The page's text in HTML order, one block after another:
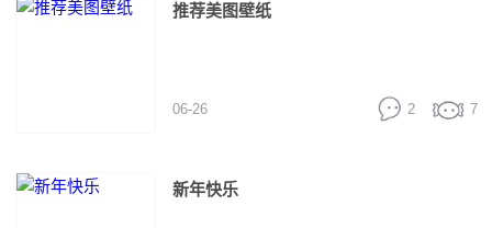
文 【游戏大小】41.53M 【软件版本】1.0.0_
推荐美图壁纸
06-26 7
2
新年快乐